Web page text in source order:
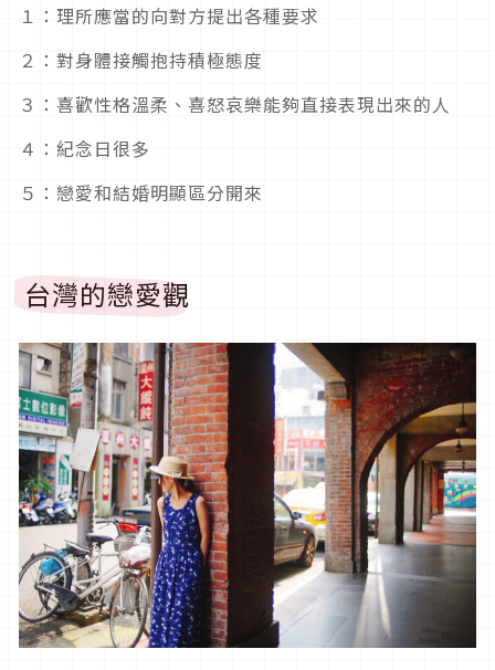
１：理所應當的向對方提出各種要求
２：對身體接觸抱持積極態度
３：喜歡性格溫柔、喜怒哀樂能夠直接表現出來的人
４：紀念日很多
５：戀愛和結婚明顯區分開來
台灣的戀愛觀